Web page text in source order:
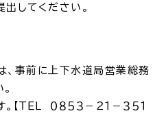
してください。
、事前に上下水道局営業総務
ＴＥＬ ０８５３－２１－３５１